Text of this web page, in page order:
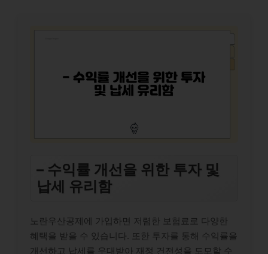
– 수익률 개선을 위한 투자 및
납세 유리함
노란우산공제에 가입하면 저렴한 보험료로 다양한
혜택을 받을 수 있습니다. 또한 투자를 통해 수익률을
개선하고 납세를 우대받아 재정 건전성을 도모할 수